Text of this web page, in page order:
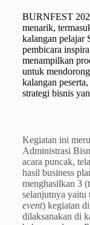
BURNFEST
menarik,
kalangan pelajar
pembicara
menampilkan
untuk
kalangan
strategi bisnis
Kegiatan ini
Administrasi
acara puncak,
hasil business
menghasilkan 3
selanjutnya yaitu
event) kegiatan
dilaksanakan di